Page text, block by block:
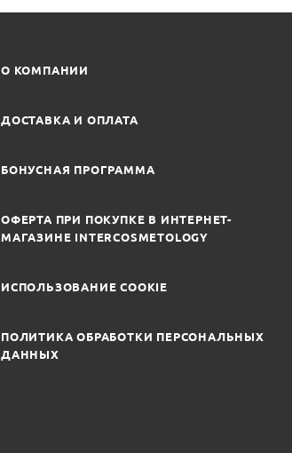
О КОМПАНИИ
ДОСТАВКА И ОПЛАТА
БОНУСНАЯ ПРОГРАММА
ОФЕРТА ПРИ ПОКУПКЕ В ИНТЕРНЕТ-
МАГАЗИНЕ INTERCOSMETOLOGY
ИСПОЛЬЗОВАНИЕ COOKIE
ПОЛИТИКА ОБРАБОТКИ ПЕРСОНАЛЬНЫХ
ДАННЫХ